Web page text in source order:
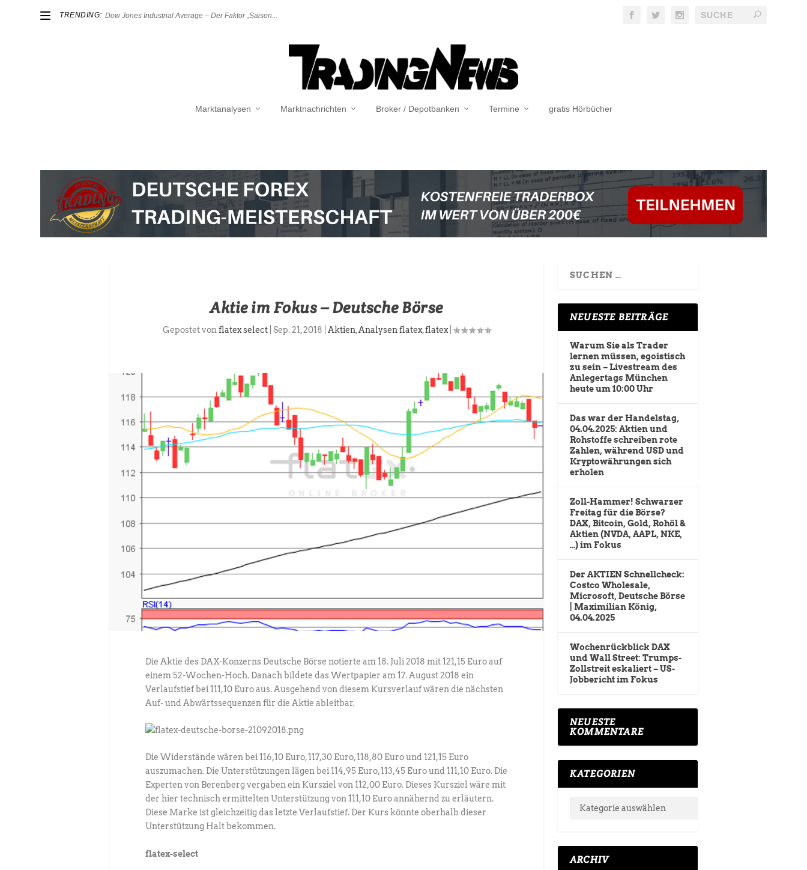
TRENDING: Dow Jones Industrial Average – Der Faktor „Saison...
Marktanalysen Marktnachrichten Broker / Depotbanken Termine gratis Hörbücher
Aktie im Fokus – Deutsche Börse
Gepostet von flatex select| Sep. 21, 2018 Aktien,Analysen flatex,flatex|
Die Aktie des DAX-Konzerns Deutsche Börse notierte am 18. Juli 2018 mit 121,15 Euro auf
einem 52-Wochen-Hoch. Danach bildete das Wertpapier am 17. August 2018 ein
Verlaufstief bei 111,10 Euro aus. Ausgehend von diesem Kursverlauf wären die nächsten
Auf- und Abwärtssequenzen für die Aktie ableitbar.
Die Widerstände wären bei 116,10 Euro, 117,30 Euro, 118,80 Euro und 121,15 Euro
auszumachen. Die Unterstützungen lägen bei 114,95 Euro, 113,45 Euro und 111,10 Euro. Die
Experten von Berenberg vergaben ein Kursziel von 112,00 Euro. Dieses Kursziel wäre mit
der hier technisch ermittelten Unterstützung von 111,10 Euro annähernd zu erläutern.
Diese Marke ist gleichzeitig das letzte Verlaufstief. Der Kurs könnte oberhalb dieser
Unterstützung Halt bekommen.
flatex-select
NEUESTE BEITRÄGE
Warum Sie als Trader
lernen müssen, egoistisch
zu sein – Livestream des
Anlegertags München
heute um 10:00 Uhr
Das war der Handelstag,
04.04.2025: Aktien und
Rohstoffe schreiben rote
Zahlen, während USD und
Kryptowährungen sich
erholen
Zoll-Hammer! Schwarzer
Freitag für die Börse?
DAX, Bitcoin, Gold, Rohöl &
Aktien (NVDA, AAPL, NKE,
…) im Fokus
Der AKTIEN Schnellcheck:
Costco Wholesale,
Microsoft, Deutsche Börse
| Maximilian König,
04.04.2025
Wochenrückblick DAX
und Wall Street: Trumps-
Zollstreit eskaliert – US-
Jobbericht im Fokus
NEUESTE
KOMMENTARE
KATEGORIEN
ARCHIV